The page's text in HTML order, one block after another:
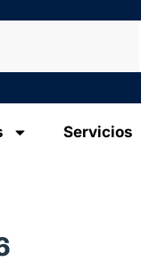
Servicios